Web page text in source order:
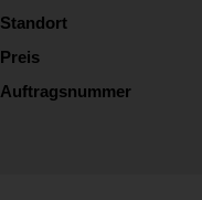
Standort
Preis
Auftragsnummer